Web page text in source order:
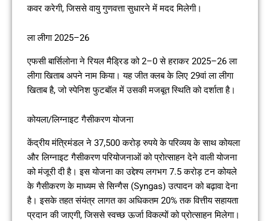
कवर करेगी, जिससे वायु गुणवत्ता सुधारने में मदद मिलेगी।
ला लीगा 2025–26
एफसी बार्सिलोना ने रियल मैड्रिड को 2–0 से हराकर 2025–26 ला
लीगा खिताब अपने नाम किया। यह जीत क्लब के लिए 29वां ला लीगा
खिताब है, जो स्पेनिश फुटबॉल में उसकी मजबूत स्थिति को दर्शाता है।
कोयला/लिग्नाइट गैसीकरण योजना
केंद्रीय मंत्रिमंडल ने 37,500 करोड़ रुपये के परिव्यय के साथ कोयला
और लिग्नाइट गैसीकरण परियोजनाओं को प्रोत्साहन देने वाली योजना
को मंजूरी दी है। इस योजना का उद्देश्य लगभग 7.5 करोड़ टन कोयले
के गैसीकरण के माध्यम से सिन्गैस (Syngas) उत्पादन को बढ़ावा देना
है। इसके तहत संयंत्र लागत का अधिकतम 20% तक वित्तीय सहायता
प्रदान की जाएगी, जिससे स्वच्छ ऊर्जा विकल्पों को प्रोत्साहन मिलेगा।